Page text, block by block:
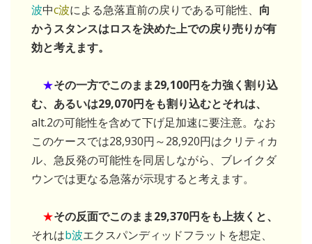
波中c波による急落直前の戻りである可能性、 向
かうスタンスはロスを決めた上での戻り売りが有
効と考えます。
★その一方でこのまま29,100円を力強く割り込
む、あるいは29,070円をも割り込むとそれは、
alt.2の可能性を含めて下げ足加速に要注意。なお
このケースでは28,930円～28,920円はクリティカ
ル、急反発の可能性を同居しながら、ブレイクダ
ウンでは更なる急落が示現すると考えます。
★その反面でこのまま29,370円をも上抜くと、
それはb波エクスパンディッドフラットを想定、